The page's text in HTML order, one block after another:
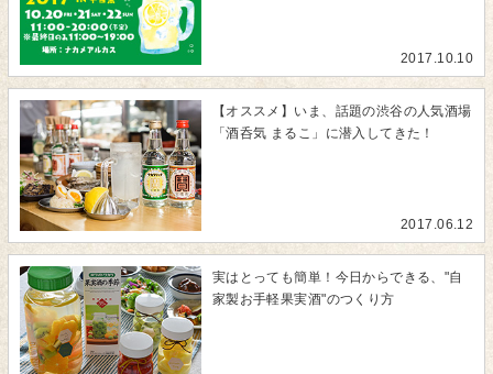
2017.10.10
【オススメ】いま、話題の渋谷の人気酒場
「酒呑気 まるこ」に潜入してきた！
2017.06.12
実はとっても簡単！今日からできる、"自
家製お手軽果実酒"のつくり方